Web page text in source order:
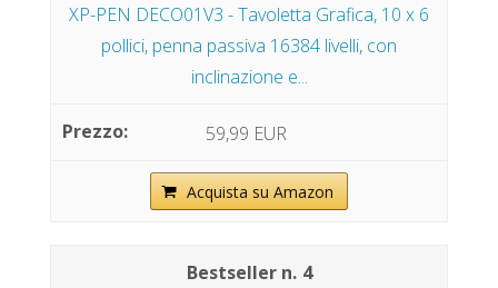
XP-PEN DECO01V3 - Tavoletta Grafica, 10 x 6
pollici, penna passiva 16384 livelli, con
inclinazione e...
59,99 EUR
Acquista su Amazon
4